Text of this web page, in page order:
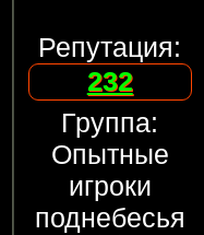
Репутация:
232
Группа:
Опытные
игроки
поднебесья